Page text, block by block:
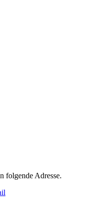
folgende Adresse.